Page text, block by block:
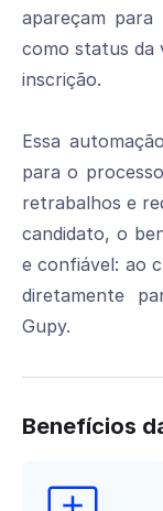
apareçam
como status da
inscrição.
Essa
para o
retrabalhos e
candidato, o
e confiável: ao
diretamente
Gupy.
Benefícios